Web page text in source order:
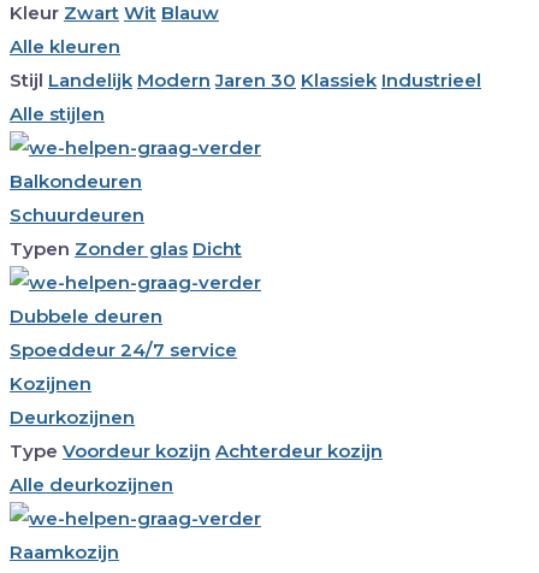
Kleur Zwart Wit Blauw
Alle kleuren
Stijl Landelijk Modern Jaren 30 Klassiek Industrieel
Alle stijlen
Balkondeuren
Schuurdeuren
Typen Zonder glas Dicht
Dubbele deuren
Spoeddeur 24/7 service
Kozijnen
Deurkozijnen
Type Voordeur kozijn Achterdeur kozijn
Alle deurkozijnen
Raamkozijn